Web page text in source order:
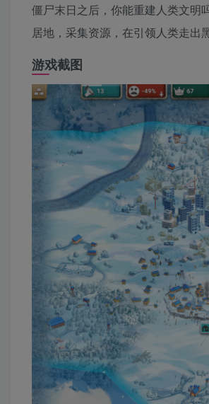
僵尸末日之后，你能重建人类文明
居地，采集资源，在引领人类走出
游戏截图